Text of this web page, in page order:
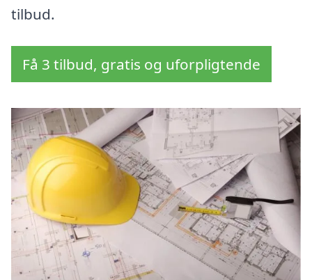
tilbud.
Få 3 tilbud, gratis og uforpligtende